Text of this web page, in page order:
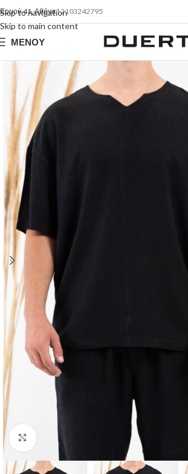
Skip to navigation
Skip to main content
Ερμού 41, Αθήνα| 2103242795
ΜΕΝΟΎ
Κλικ για μεγέθυνση